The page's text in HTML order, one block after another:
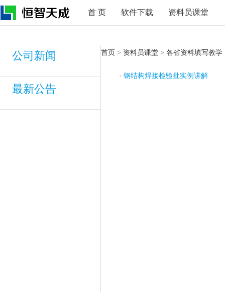
首 页 软件下载 资料员课堂
公司新闻
最新公告
首页 > 资料员课堂 > 各省资料填写教学
· 钢结构焊接检验批实例讲解